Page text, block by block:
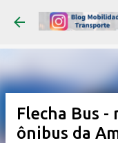
Pular
Flecha Bus -
ônibus da